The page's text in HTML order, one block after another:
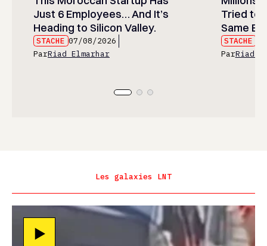
Just 6 Employees… And It’s
Heading to Silicon Valley.
STACHE 07/08/2026
ParRiad Elmarhar
Tried to
Same
STACHE
ParRiad
Les galaxies LNT